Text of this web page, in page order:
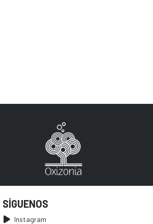
SÍGUENOS
Instagram